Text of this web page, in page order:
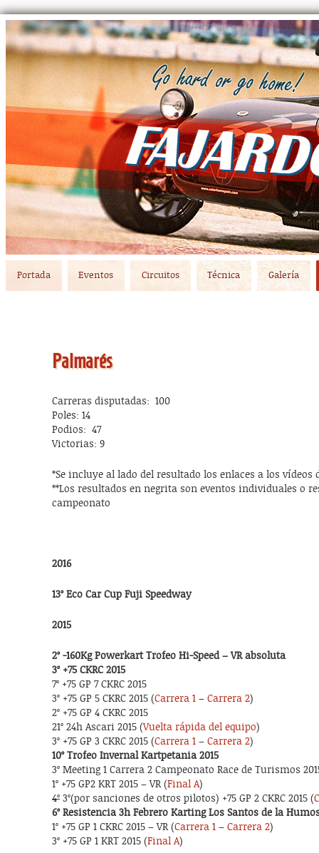
Skip to primary content
Skip to secondary content
Portada Eventos Circuitos Técnica Galería
Palmarés
Carreras disputadas: 100
Poles: 14
Podios: 47
Victorias: 9
*Se incluye al lado del resultado los enlaces a los vídeos
**Los resultados en negrita son eventos individuales o
campeonato
2016
13º Eco Car Cup Fuji Speedway
2015
2º -160Kg Powerkart Trofeo Hi-Speed – VR absoluta
3º +75 CKRC 2015
7º +75 GP 7 CKRC 2015
3º +75 GP 5 CKRC 2015 (Carrera 1 –Carrera 2)
2º +75 GP 4 CKRC 2015
21º 24h Ascari 2015 (Vuelta rápida del equipo)
3º +75 GP 3 CKRC 2015 (Carrera 1 –Carrera 2)
10º Trofeo Invernal Kartpetania 2015
3º Meeting 1 Carrera 2 Campeonato Race de Turismos
1º +75 GP2 KRT 2015 – VR (Final A)
4º3º(por sanciones de otros pilotos) +75 GP 2 CKRC 2015 (
6º Resistencia 3h Febrero Karting Los Santos de la
1º +75 GP 1 CKRC 2015 – VR (Carrera 1 –Carrera 2)
3º +75 GP 1 KRT 2015 (Final A)